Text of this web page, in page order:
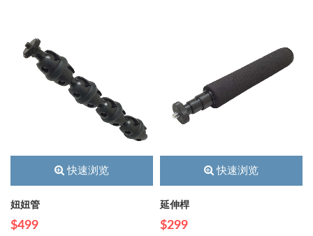
快速浏览
妞妞管
$499
快速浏览
延伸桿
$299